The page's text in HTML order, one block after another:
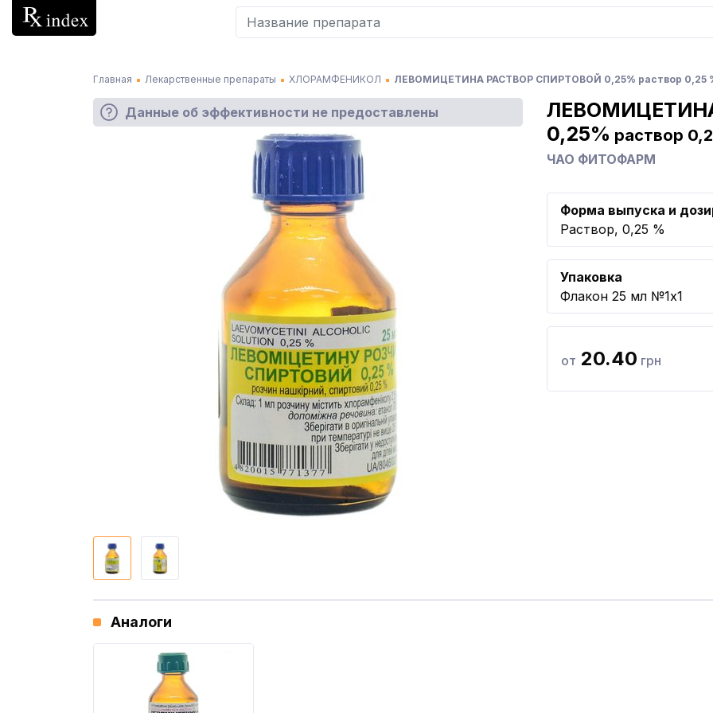
Главная Лекарственные препараты ХЛОРАМФЕНИКОЛ ЛЕВОМИЦЕТИНА РАСТВОР СПИРТОВОЙ 0,25% раствор
Данные об эффективности не предоставлены
0,25% раствор
ЧАО ФИТОФАРМ
Форма выпуска и
Раствор, 0,25 %
Упаковка
Флакон 25 мл №1x1
от 20.40 грн
Аналоги